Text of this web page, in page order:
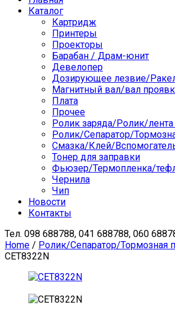
Каталог
Картридж
Принтеры
Проекторы
Барабан / Драм-юнит
Девелопер
Дозирующее лезвие/
Магнитный вал/вал
Плата
Прочее
Ролик заряда/Ролик/
Ролик/Сепаратор/
Смазка/Клей/
Тонер для заправки
Фьюзер/Термопленка/
Чернила
Чип
Новости
Контакты
Тел. 098 688788, 041 688788, 060
Home / Ролик/Сепаратор/Тормозная
CET8322N